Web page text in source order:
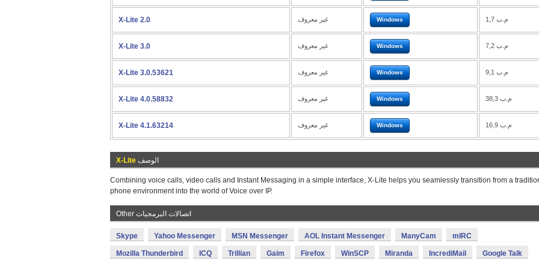
X-Lite 2.0 غير معروف Windows 1,7 م.ب
X-Lite 3.0 غير معروف Windows 7,2 م.ب
X-Lite 3.0.53621 غير معروف Windows 9,1 م.ب
X-Lite 4.0.58832 غير معروف Windows 38,3 م.ب
X-Lite 4.1.63214 غير معروف Windows 16,9 م.ب
X-Lite الوصف
Combining voice calls, video calls and Instant Messaging in a simple interface, X-Lite helps you seamlessly transition from a
phone environment into the world of Voice over IP.
Other اتصالات البرمجيات
Skype Yahoo Messenger MSN Messenger AOL Instant Messenger ManyCam mIRC
Mozilla Thunderbird ICQ Trillian Gaim Firefox WinSCP Miranda IncrediMail Google Talk